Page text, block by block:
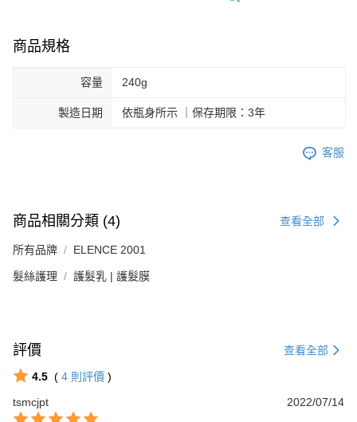
商品規格
容量 240g
製造日期 依瓶身所示 ｜保存期限：3年
客服
商品相關分類 (4) 查看全部
所有品牌 ELENCE 2001
髮絲護理 護髮乳 | 護髮膜
評價 查看全部
4.5 ( 4 則評價 )
tsmcjpt
2022/07/14